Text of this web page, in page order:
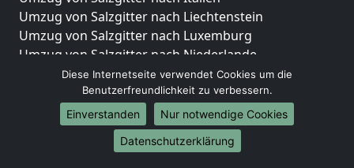
Umzug von Salzgitter nach Liechtenstein
Umzug von Salzgitter nach Luxemburg
Umzug von Salzgitter nach Niederlande
Umzug von Salzgitter nach Norwegen
Umzüge-Deutschlandweit
Umzug von Salzgitter nach Berlin
Umzug von Salzgitter nach Hamburg
Diese Internetseite verwendet Cookies um die
Benutzerfreundlichkeit zu verbessern.
Einverstanden
Nur notwendige Cookies
Datenschutzerklärung